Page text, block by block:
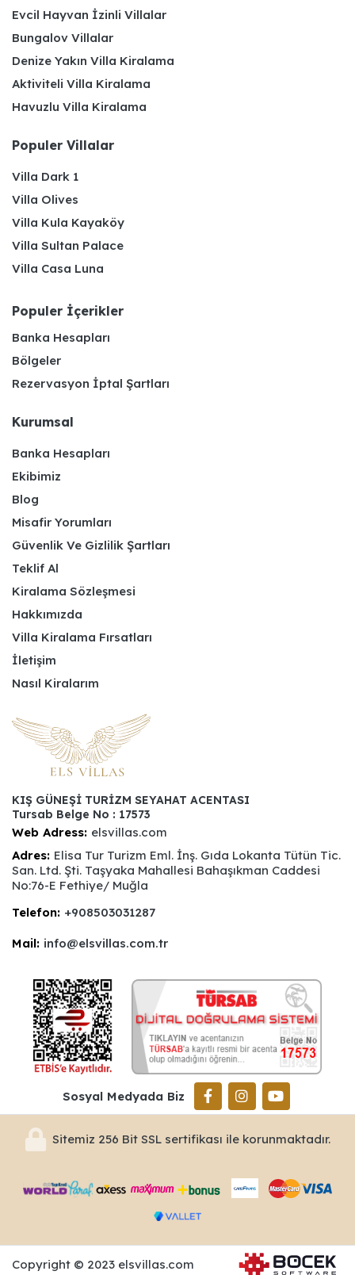
Evcil Hayvan İzinli Villalar
Bungalov Villalar
Denize Yakın Villa Kiralama
Aktiviteli Villa Kiralama
Havuzlu Villa Kiralama
Populer Villalar
Villa Dark 1
Villa Olives
Villa Kula Kayaköy
Villa Sultan Palace
Villa Casa Luna
Populer İçerikler
Banka Hesapları
Bölgeler
Rezervasyon İptal Şartları
Kurumsal
Banka Hesapları
Ekibimiz
Blog
Misafir Yorumları
Güvenlik Ve Gizlilik Şartları
Teklif Al
Kiralama Sözleşmesi
Hakkımızda
Villa Kiralama Fırsatları
İletişim
Nasıl Kiralarım
KIŞ GÜNEŞİ TURİZM SEYAHAT ACENTASI
Tursab Belge No : 17573
Web Adress: elsvillas.com
Adres: Elisa Tur Turizm Eml. İnş. Gıda Lokanta Tütün Tic.
San. Ltd. Şti. Taşyaka Mahallesi Bahaşıkman Caddesi
No:76-E Fethiye/ Muğla
Telefon: +908503031287
Mail: info@elsvillas.com.tr
Sosyal Medyada Biz
Sitemiz 256 Bit SSL sertifikası ile korunmaktadır.
Copyright © 2023 elsvillas.com